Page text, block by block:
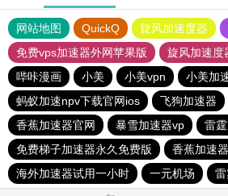
网站地图 QuickQ 旋风加速度器
免费vps加速器外网苹果版
旋风加速度
哔咔漫画
小美 小美vpn 小美加
蚂蚁加速npv下载官网ios
飞狗加速器
香蕉加速器官网
暴雪加速器vp 雷
免费梯子加速器永久免费版
香蕉加速
海外加速器试用一小时
一元机场